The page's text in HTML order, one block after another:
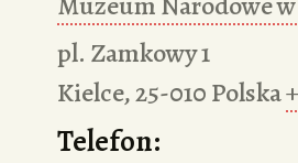
pl. Zamkowy 1
Kielce,25-010Polska
Telefon: